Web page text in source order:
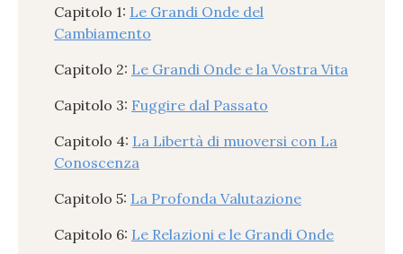
Capitolo 1: Le Grandi Onde del
Cambiamento
Capitolo 2: Le Grandi Onde e la Vostra Vita
Capitolo 3: Fuggire dal Passato
Capitolo 4: La Libertà di muoversi con La
Conoscenza
Capitolo 5: La Profonda Valutazione
Capitolo 6: Le Relazioni e le Grandi Onde